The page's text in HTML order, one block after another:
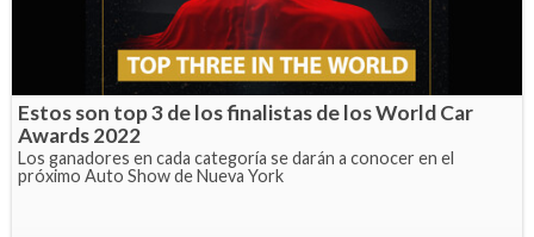
Estos son top 3 de los finalistas de los World Car
Awards 2022
Los ganadores en cada categoría se darán a conocer en el
próximo Auto Show de Nueva York